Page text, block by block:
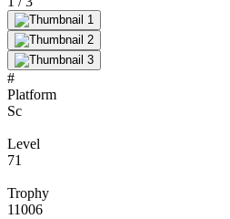
#
Platform
Sc
Level
71
Trophy
11006